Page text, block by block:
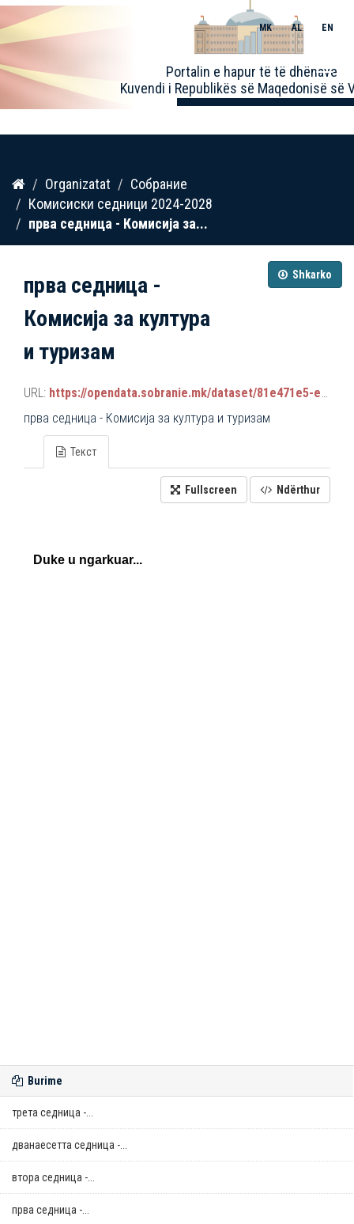
Kalo
përmbajtja
Portalin e hapur të të dhënave
Kuvendi i Republikës së Maqedonisë së
MK AL EN
Toggle
Organizatat
Собрание
Комисиски седници 2024-2028
прва седница - Комисија за...
Shkarko
прва седница -
Комисија за култура
и туризам
URL: https://opendata.sobranie.mk/dataset/81e471e5-e34b-4d92-9a38-9b6107e068a7/resource/5e2dc507-29b0-4d1d-b55f-9b976883ba65/download/komisiski_sednici_2024-2028.json
прва седница - Комисија за култура и туризам
Текст
Fullscreen Ndërthur
Burime
трета седница -...
дванаесетта седница -...
втора седница -...
прва седница -...